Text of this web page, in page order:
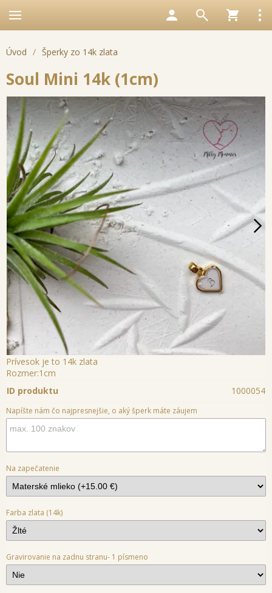
Úvod / Šperky zo 14k zlata
Soul Mini 14k (1cm)
Prívesok je to 14k zlata
Rozmer:1cm
ID produktu
1000054
Napíšte nám čo najpresnejšie, o aký šperk máte záujem
Na zapečatenie
Farba zlata (14k)
Gravirovanie na zadnu stranu- 1 písmeno